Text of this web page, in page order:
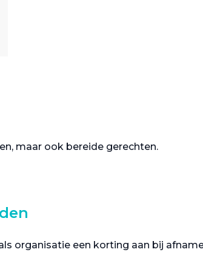
maar ook bereide gerechten.
organisatie een korting aan bij